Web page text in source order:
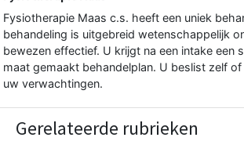
Fysiotherapie Maas c.s. heeft een uniek
behandeling is uitgebreid wetenschappelijk
bewezen effectief. U krijgt na een intake een
maat gemaakt behandelplan. U beslist zelf
uw verwachtingen.
Gerelateerde rubrieken